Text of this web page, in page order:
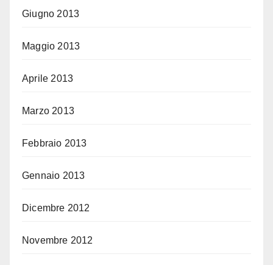
Giugno 2013
Maggio 2013
Aprile 2013
Marzo 2013
Febbraio 2013
Gennaio 2013
Dicembre 2012
Novembre 2012